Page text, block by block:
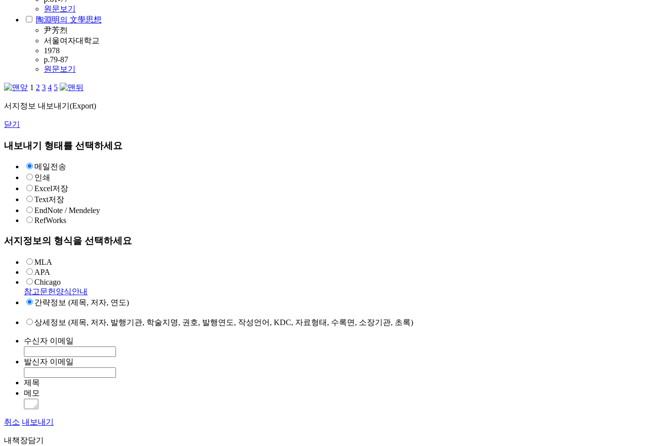
원문보기
陶淵明의 文學思想
尹芳烈
서울여자대학교
1978
p.79-87
원문보기
1 2 3 4 5
서지정보 내보내기(Export)
닫기
내보내기 형태를 선택하세요
메일전송
인쇄
Excel저장
Text저장
EndNote / Mendeley
RefWorks
서지정보의 형식을 선택하세요
MLA
APA
Chicago
참고문헌양식안내
간략정보 (제목, 저자, 연도)
상세정보 (제목, 저자, 발행기관, 학술지명, 권호, 발행연도, 작성언어, KDC, 자료형태, 수록면, 소장기관, 초록)
수신자 이메일
발신자 이메일
제목
메모
취소 내보내기
내책장담기